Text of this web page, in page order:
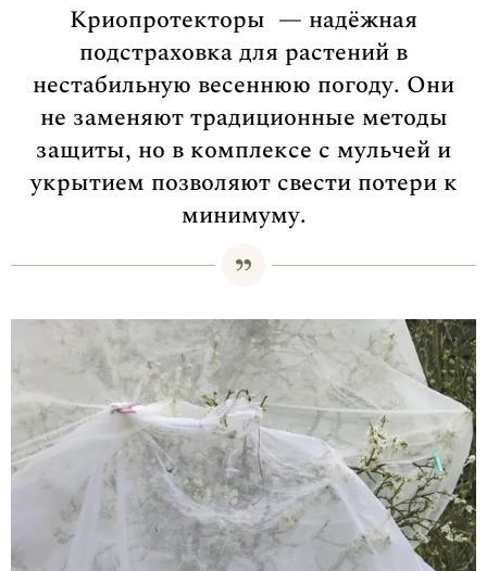
Криопротекторы — надёжная
подстраховка для растений в
нестабильную весеннюю погоду. Они
не заменяют традиционные методы
защиты, но в комплексе с мульчей и
укрытием позволяют свести потери к
минимуму.